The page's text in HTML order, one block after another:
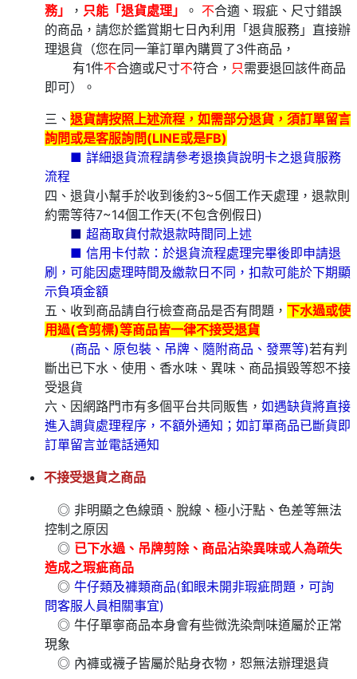
務」
， 只能「退貨處理」 。 不合適、瑕疵、尺寸錯誤
的商品，請您於鑑賞期七日內利用「退貨服務」直接辦
理退貨（您在同一筆訂單內購買了3件商品，
有1件不合適或尺寸不符合， 只需要退回該件商品
即可）。
三、 退貨請按照上述流程，如需部分退貨，須訂單留言
詢問或是客服詢問(LINE或是FB)
■ 詳細退貨流程請參考退換貨說明卡之退貨服務
流程
四、退貨小幫手於收到後約3~5個工作天處理，退款則
約需等待7~14個工作天(不包含例假日)
■ 超商取貨付款退款時間同上述
■ 信用卡付款：於退貨流程處理完畢後即申請退
刷，可能因處理時間及繳款日不同，扣款可能於下期顯
示負項金額
五、收到商品請自行檢查商品是否有問題， 下水過或使
用過(含剪標)等商品皆一律不接受退貨
(商品、原包裝、吊牌、隨附商品、發票等)若有判
斷出已下水、使用、香水味、異味、商品損毀等恕不接
受退貨
六、因網路門市有多個平台共同販售， 如遇缺貨將直接
進入調貨處理程序，不額外通知；如訂單商品已斷貨即
訂單留言並電話通知
不接受退貨之商品
◎ 非明顯之色線頭、脫線、極小汙點、色差等無法
控制之原因
◎ 已下水過、吊牌剪除、商品沾染異味或人為疏失
造成之瑕疵商品
◎ 牛仔類及褲類商品(釦眼未開非瑕疵問題，可詢
問客服人員相關事宜)
◎ 牛仔單寧商品本身會有些微洗染劑味道屬於正常
現象
◎ 內褲或襪子皆屬於貼身衣物，恕無法辦理退貨